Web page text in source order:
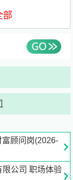
活动，提高客
资产配置需
部
顾问岗(2026-
限公司 职场体验